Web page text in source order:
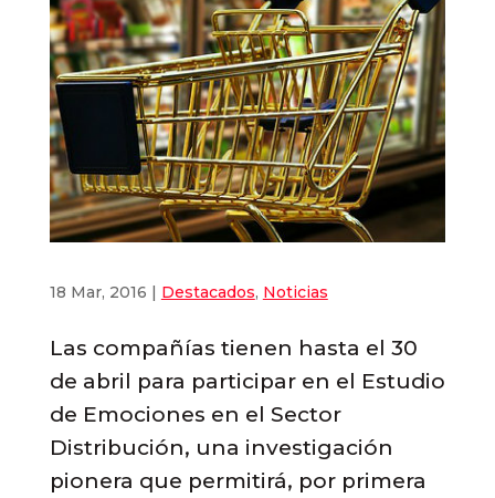
18 Mar, 2016 | Destacados, Noticias
Las compañías tienen hasta el 30
de abril para participar en el Estudio
de Emociones en el Sector
Distribución, una investigación
pionera que permitirá, por primera